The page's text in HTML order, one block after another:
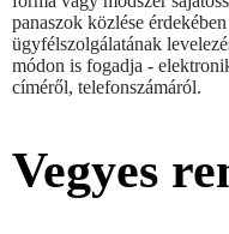
panaszok közlése
ügyfélszolgálatának
módon is fogadja -
címéről, telefonszámáról.
Vegyes